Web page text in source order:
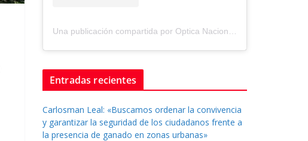
Una publicación compartida por Optica Nacional ® (@tuopticanacional)
Entradas recientes
Carlosman Leal: «Buscamos ordenar la convivencia
y garantizar la seguridad de los ciudadanos frente a
la presencia de ganado en zonas urbanas»